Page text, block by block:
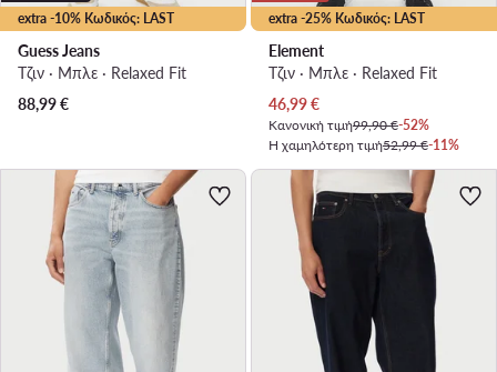
extra -10% Κωδικός: LAST
Guess Jeans
Τζιν · Μπλε · Relaxed Fit
88,99€
extra -25% Κωδικός: LAST
Element
Τζιν · Μπλε · Relaxed Fit
Τρέχουσα τιμή
46,99€
Κανονική τιμή99,90 €-52%
Η χαμηλότερη τιμή52,99 €-11%